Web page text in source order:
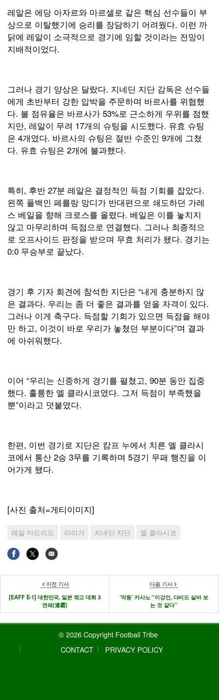
레알은 에당 아자르와 마르셀로 같은 핵심 선수들이 부
상으로 이탈했기에 승리를 장담하기 어려웠다. 이런 까
닭에 레알이 소극적으로 경기에 임할 것이라는 전망이
지배적이었다.
그러나 경기 양상은 달랐다. 지네딘 지단 감독은 선수들
에게 초반부터 강한 압박을 주문하며 바르사를 위협했
다. 볼 점유율은 바르사가 53%로 근소하게 우위를 점했
지만, 레알이 무려 17개의 슈팅을 시도했다. 유효 슈팅
은 4개였다. 바르사의 슈팅은 절반 수준인 9개에 그쳤
다. 유효 슈팅은 2개에 불과했다.
특히, 후반 27분 레알은 결정적인 득점 기회를 잡았다.
왼쪽 풀백인 페를랑 망디가 반대편으로 쇄도하던 가레
스 베일을 향해 크로스를 올렸다. 베일은 이를 놓치지
않고 마무리하며 득점으로 연결했다. 그러나 최종적으
로 오프사이드 판정을 받으며 무효 처리가 됐다. 경기는
0:0 무승부로 끝났다.
경기 후 기자 회견에 참석한 지단은 “내게 충분하지 않
은 결과다. 우리는 좀 더 좋은 결과를 얻을 자격이 있다.
그러나 이게 축구다. 득점할 기회가 있으면 득점을 해야
만 하고, 이것이 바로 우리가 놓쳤던 부분이다”며 결과
에 아쉬워했다.
이어 “우리는 신중하게 경기를 펼쳤고, 90분 동안 집중
했다. 훌륭한 엘 클라시코였다. 그저 득점이 부족했을
뿐”이라고 덧붙였다.
한편, 이번 경기로 지단은 캄프 누에서 치른 엘 클라시
코에서 통산 2승 3무를 기록하며 5경기 무패 행진을 이
어가게 됐다.
[사진 출처=게티이미지]
레알 마드리드 라리가 지네딘 지단 엘 클라시코
이전 기사
[EAFF E-1] 대한민국, 일본 꺾고 대회 3
연패(連霸)
다음 기사
‘악동’ 카사노 “이강인, 다비드 실바 보
는 것 같다”
© 2026 Copyright Football Tribe
CONTACT
PRIVACY POLICY